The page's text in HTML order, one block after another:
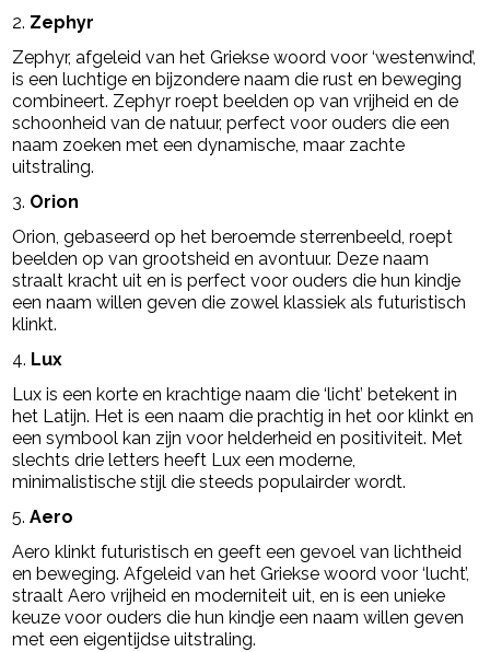
2. Zephyr
Zephyr, afgeleid van het Griekse woord voor ‘westenwind’,
is een luchtige en bijzondere naam die rust en beweging
combineert. Zephyr roept beelden op van vrijheid en de
schoonheid van de natuur, perfect voor ouders die een
naam zoeken met een dynamische, maar zachte
uitstraling.
3. Orion
Orion, gebaseerd op het beroemde sterrenbeeld, roept
beelden op van grootsheid en avontuur. Deze naam
straalt kracht uit en is perfect voor ouders die hun kindje
een naam willen geven die zowel klassiek als futuristisch
klinkt.
4. Lux
Lux is een korte en krachtige naam die ‘licht’ betekent in
het Latijn. Het is een naam die prachtig in het oor klinkt en
een symbool kan zijn voor helderheid en positiviteit. Met
slechts drie letters heeft Lux een moderne,
minimalistische stijl die steeds populairder wordt.
5.Aero
Aero klinkt futuristisch en geeft een gevoel van lichtheid
en beweging. Afgeleid van het Griekse woord voor ‘lucht’,
straalt Aero vrijheid en moderniteit uit, en is een unieke
keuze voor ouders die hun kindje een naam willen geven
met een eigentijdse uitstraling.